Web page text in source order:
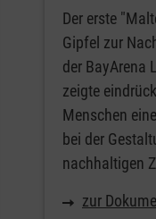
Der erste
Gipfel zur
der BayArena
zeigte
Menschen
bei der
nachhaltigen
zur